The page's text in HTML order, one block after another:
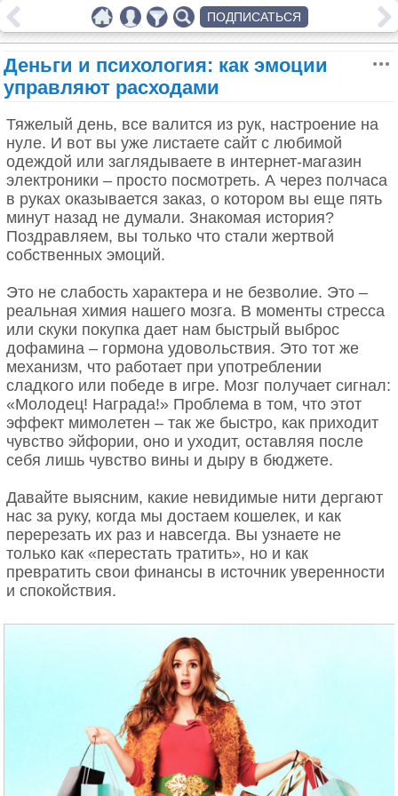
Деньги и психология: как эмоции
управляют расходами
Тяжелый день, все валится из рук, настроение на
нуле. И вот вы уже листаете сайт с любимой
одеждой или заглядываете в интернет-магазин
электроники – просто посмотреть. А через полчаса
в руках оказывается заказ, о котором вы еще пять
минут назад не думали. Знакомая история?
Поздравляем, вы только что стали жертвой
собственных эмоций.
Это не слабость характера и не безволие. Это –
реальная химия нашего мозга. В моменты стресса
или скуки покупка дает нам быстрый выброс
дофамина – гормона удовольствия. Это тот же
механизм, что работает при употреблении
сладкого или победе в игре. Мозг получает сигнал:
«Молодец! Награда!» Проблема в том, что этот
эффект мимолетен – так же быстро, как приходит
чувство эйфории, оно и уходит, оставляя после
себя лишь чувство вины и дыру в бюджете.
Давайте выясним, какие невидимые нити дергают
нас за руку, когда мы достаем кошелек, и как
перерезать их раз и навсегда. Вы узнаете не
только как «перестать тратить», но и как
превратить свои финансы в источник уверенности
и спокойствия.
ПОДПИСАТЬСЯ